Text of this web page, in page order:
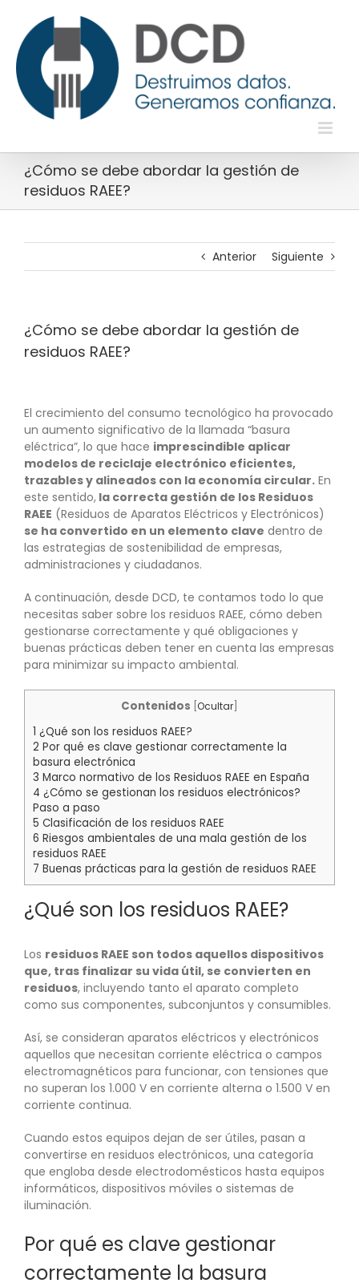
contenido
¿Cómo se debe abordar la gestión de
residuos RAEE?
Anterior Siguiente
¿Cómo se debe abordar la gestión de
residuos RAEE?
El crecimiento del consumo tecnológico ha provocado
un aumento significativo de la llamada “basura
eléctrica”, lo que hace imprescindible aplicar
modelos de reciclaje electrónico eficientes,
trazables y alineados con la economía circular.En
este sentido,la correcta gestión de los Residuos
RAEE (Residuos de Aparatos Eléctricos y Electrónicos)
se ha convertido en un elemento clave dentro de
las estrategias de sostenibilidad de empresas,
administraciones y ciudadanos.
A continuación, desde DCD, te contamos todo lo que
necesitas saber sobre los residuos RAEE, cómo deben
gestionarse correctamente y qué obligaciones y
buenas prácticas deben tener en cuenta las empresas
para minimizar su impacto ambiental.
Contenidos Ocultar]
1 ¿Qué son los residuos RAEE?
2 Por qué es clave gestionar correctamente la
basura electrónica
3 Marco normativo de los Residuos RAEE en España
4 ¿Cómo se gestionan los residuos electrónicos?
Paso a paso
5 Clasificación de los residuos RAEE
6 Riesgos ambientales de una mala gestión de los
residuos RAEE
7 Buenas prácticas para la gestión de residuos RAEE
¿Qué son los residuos RAEE?
Los residuos RAEE son todos aquellos dispositivos
que, tras finalizar su vida útil, se convierten en
residuos, incluyendo tanto el aparato completo
como sus componentes, subconjuntos y consumibles.
Así, se consideran aparatos eléctricos y electrónicos
aquellos que necesitan corriente eléctrica o campos
electromagnéticos para funcionar, con tensiones que
no superan los 1.000 V en corriente alterna o 1.500 V en
corriente continua.
Cuando estos equipos dejan de ser útiles, pasan a
convertirse en residuos electrónicos, una categoría
que engloba desde electrodomésticos hasta equipos
informáticos, dispositivos móviles o sistemas de
iluminación.
Por qué es clave gestionar
correctamente la basura